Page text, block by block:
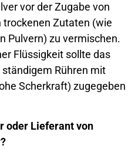
vor der Zugabe von
Zutaten (wie
Pulvern) zu vermischen.
Flüssigkeit sollte das
Rühren mit
Scherkraft) zugegeben
oder Lieferant von